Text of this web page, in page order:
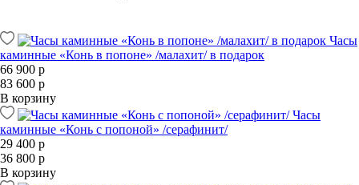
Часы
каминные «Конь в попоне» /малахит/ в подарок
66 900 р
83 600 р
В корзину
Часы
каминные «Конь с попоной» /серафинит/
29 400 р
36 800 р
В корзину